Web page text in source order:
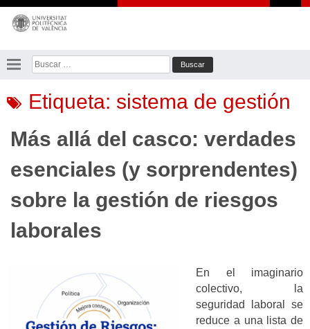
Saltar
contenido
Buscar:
Etiqueta: sistema de gestión
Más allá del casco: verdades
esenciales (y sorprendentes)
sobre la gestión de riesgos
laborales
En el imaginario
colectivo, la
seguridad laboral se
reduce a una lista de